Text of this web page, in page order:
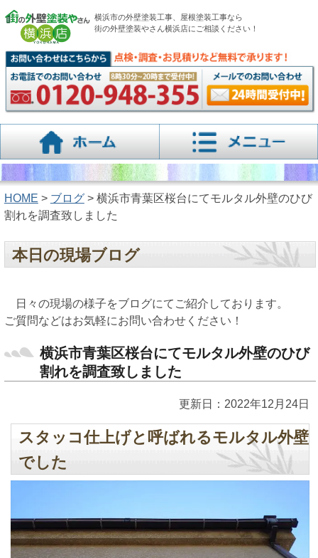
横浜市の外壁塗装工事、屋根塗装工事なら
街の外壁塗装やさん横浜店にご相談ください！
HOME > ブログ> 横浜市青葉区桜台にてモルタル外壁のひび
割れを調査致しました
本日の現場ブログ
日々の現場の様子をブログにてご紹介しております。
ご質問などはお気軽にお問い合わせください！
横浜市青葉区桜台にてモルタル外壁のひび
割れを調査致しました
更新日：2022年12月24日
スタッコ仕上げと呼ばれるモルタル外壁
でした